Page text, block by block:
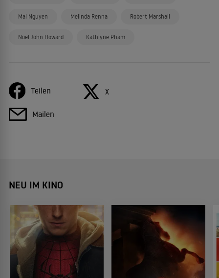
Mai Nguyen Melinda Renna Robert Marshall
Noël John Howard Kathlyne Pham
Teilen X
Mailen
NEU IM KINO